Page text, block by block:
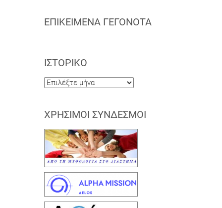
ΕΠΙΚΕΊΜΕΝΑ ΓΕΓΟΝΌΤΑ
ΙΣΤΟΡΙΚΌ
Ιστορικό
ΧΡΉΣΙΜΟΙ ΣΎΝΔΕΣΜΟΙ